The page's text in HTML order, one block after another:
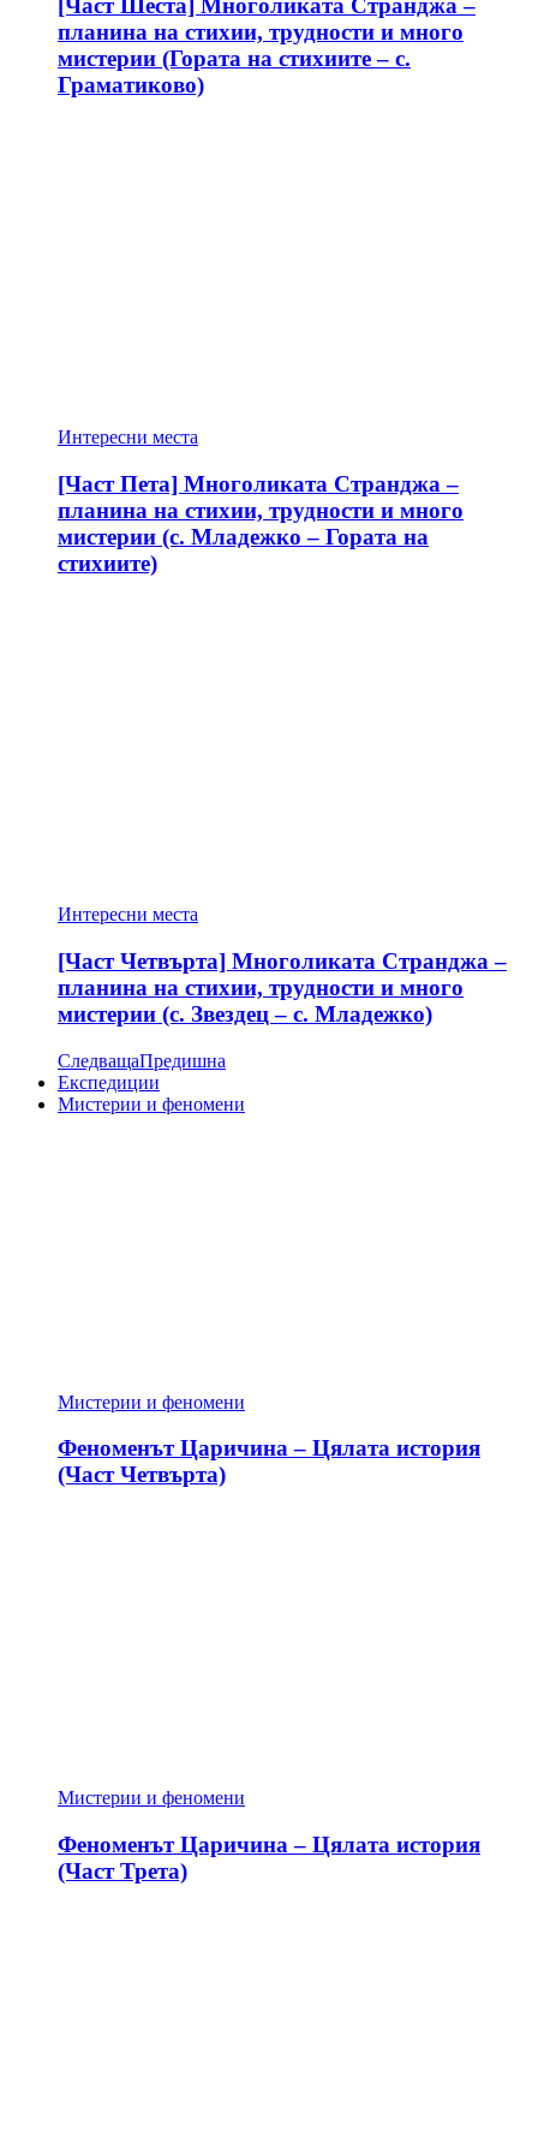
[Част Шеста] Многоликата Странджа –
планина на стихии, трудности и много
мистерии (Гората на стихиите – с.
Граматиково)
Интересни места
[Част Пета] Многоликата Странджа –
планина на стихии, трудности и много
мистерии (с. Младежко – Гората на
стихиите)
Интересни места
[Част Четвърта] Многоликата Странджа –
планина на стихии, трудности и много
мистерии (с. Звездец – с. Младежко)
СледващаПредишна
Експедиции
Мистерии и феномени
Мистерии и феномени
Феноменът Царичина – Цялата история
(Част Четвърта)
Мистерии и феномени
Феноменът Царичина – Цялата история
(Част Трета)